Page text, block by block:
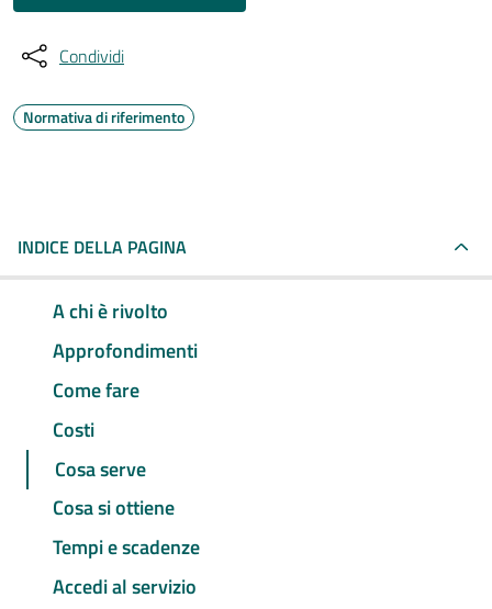
Condividi
Normativa di riferimento
INDICE DELLA PAGINA
A chi è rivolto
Approfondimenti
Come fare
Costi
Cosa serve
Cosa si ottiene
Tempi e scadenze
Accedi al servizio